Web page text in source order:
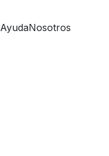
AyudaNosotros